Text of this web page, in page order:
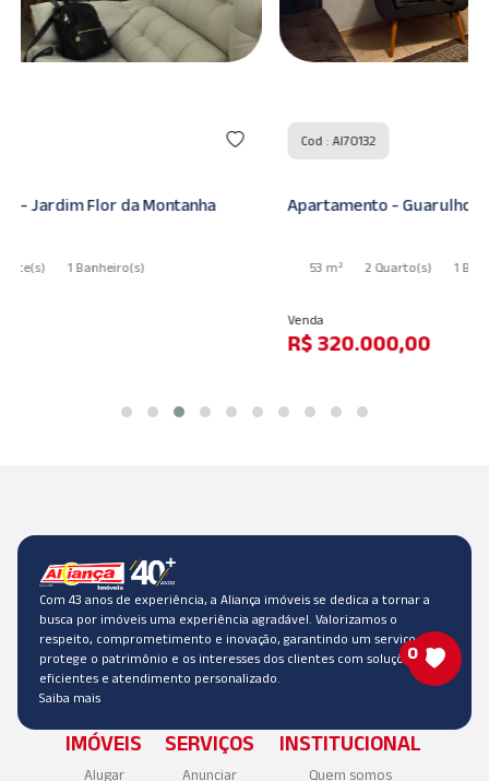
Apartamento - Guarulhos - Jardim Flor da Montanha
53 m² 2 Quarto
Com 43 anos de experiência, a Aliança imóveis se dedica a tornar a
busca por imóveis uma experiência agradável. Valorizamos o
respeito, comprometimento e inovação, garantindo um serviço que
protege o patrimônio e os interesses dos clientes com soluções
eficientes e atendimento personalizado.
Saiba mais
IMÓVEIS
Alugar
SERVIÇOS
Anunciar
INSTITUCIONAL
Quem somos
0